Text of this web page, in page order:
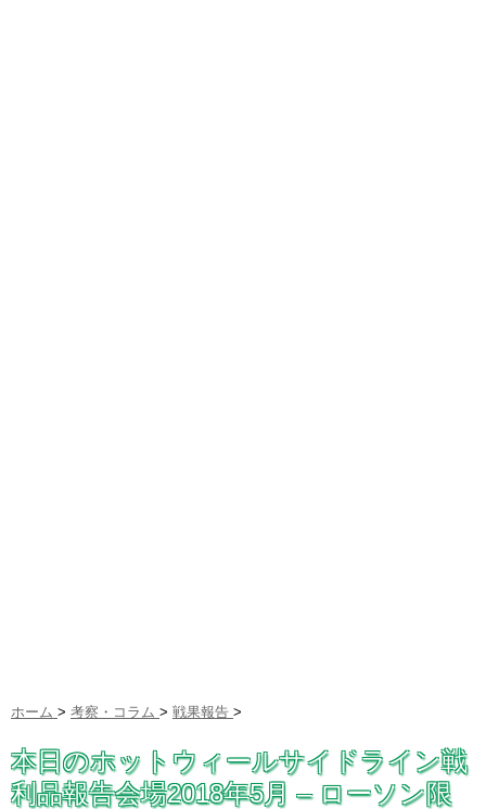
ホーム > 考察・コラム > 戦果報告 >
本日のホットウィールサイドライン戦
利品報告会場2018年5月 – ローソン限